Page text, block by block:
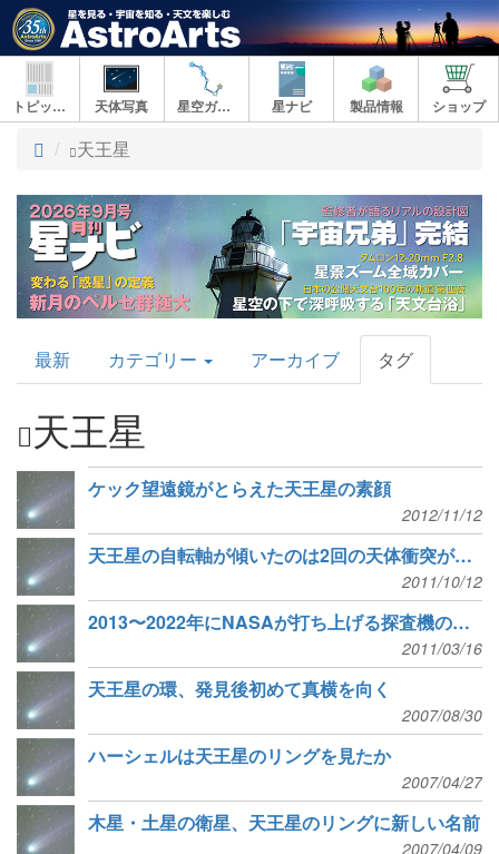
トピックス 天体写真 星空ガイド 星ナビ 製品情報 ショップ
ト
プ
天王星
AstroArts
Topics
最新 カテゴリー アーカイブ タグ
天王星
ケック望遠鏡がとらえた天王星の素顔
2012/11/12
天王星の自転軸が傾いたのは2回の天体衝突が原因？
2011/10/12
2013〜2022年にNASAが打ち上げる探査機のミッション候補を発表
2011/03/16
天王星の環、発見後初めて真横を向く
2007/08/30
ハーシェルは天王星のリングを見たか
2007/04/27
木星・土星の衛星、天王星のリングに新しい名前
2007/04/09